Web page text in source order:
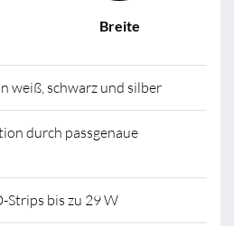
Breite
weiß, schwarz und silber
durch passgenaue
Strips bis zu 29 W